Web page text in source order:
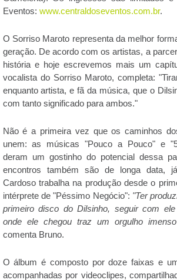
Eventos: www.centraldoseventos.com.br.
O Sorriso Maroto representa da melhor
geração. De acordo com os artistas, a
história e hoje escrevemos mais um
vocalista do Sorriso Maroto, completa:
enquanto artista, e fã da música, que o
com tanto significado para ambos."
Não é a primeira vez que os caminhos
unem: as músicas "Pouco a Pouco" e
deram um gostinho do potencial dessa
encontros também são de longa data,
Cardoso trabalha na produção desde o
intérprete de "Péssimo Negócio": "Ter
primeiro disco do Dilsinho, seguir com
onde ele chegou traz um orgulho
comenta Bruno.
O álbum é composto por doze faixas e
acompanhadas por videoclipes,